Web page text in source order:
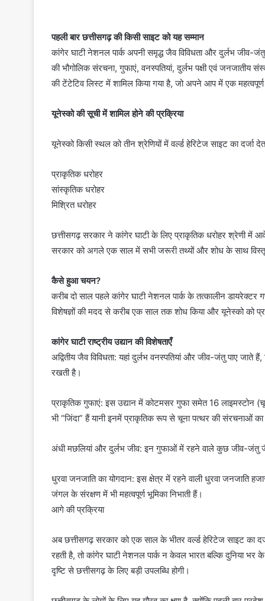
पहली बार छत्तीसगढ़ की किसी साइट को यह सम्मान
कांगेर घाटी नेशनल पार्क अपनी समृद्ध जैव विविधता और दुर्लभ
की भौगोलिक संरचना, गुफाएं, वनस्पतियां, दुर्लभ पक्षी एवं जनजातीय
की टेंटेटिव लिस्ट में शामिल किया गया है, जो अपने आप में एक महत्वपूर्ण
यूनेस्को की सूची में शामिल होने की प्रक्रिया
यूनेस्को किसी स्थल को तीन श्रेणियों में वर्ल्ड हेरिटेज साइट का दर्जा
प्राकृतिक धरोहर
सांस्कृतिक धरोहर
मिश्रित धरोहर
छत्तीसगढ़ सरकार ने कांगेर घाटी के लिए प्राकृतिक धरोहर श्रेणी में
सरकार को अगले एक साल में सभी जरूरी तथ्यों और शोध के साथ विस्तृत
कैसे हुआ चयन?
करीब दो साल पहले कांगेर घाटी नेशनल पार्क के तत्कालीन डायरेक्टर
विशेषज्ञों की मदद से करीब एक साल तक शोध किया और यूनेस्को को
कांगेर घाटी राष्ट्रीय उद्यान की विशेषताएँ
अद्वितीय जैव विविधता: यहां दुर्लभ वनस्पतियां और जीव-जंतु पाए जाते
रखती है।
प्राकृतिक गुफाएं: इस उद्यान में कोटमसर गुफा समेत 16 लाइमस्टोन
भी “जिंदा” हैं यानी इनमें प्राकृतिक रूप से चूना पत्थर की संरचनाओं का
अंधी मछलियां और दुर्लभ जीव: इन गुफाओं में रहने वाले कुछ जीव-जंतु
धुरवा जनजाति का योगदान: इस क्षेत्र में रहने वाली धुरवा जनजाति
जंगल के संरक्षण में भी महत्वपूर्ण भूमिका निभाती हैं।
आगे की प्रक्रिया
अब छत्तीसगढ़ सरकार को एक साल के भीतर वर्ल्ड हेरिटेज साइट का
रहती है, तो कांगेर घाटी नेशनल पार्क न केवल भारत बल्कि दुनिया भर
दृष्टि से छत्तीसगढ़ के लिए बड़ी उपलब्धि होगी।